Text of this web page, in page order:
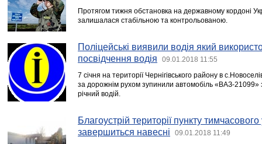
Протягом тижня обстановка на державному кордоні
залишалася стабільною та контрольованою.
Поліцейські виявили водія який
посвідчення водія
09.01.2018 11:55
7 січня на території Чернігівського району в
за дорожнім рухом зупинили автомобіль «ВАЗ-21099»
річний водій.
Благоустрій території пункту
завершиться навесні
09.01.2018 11:49